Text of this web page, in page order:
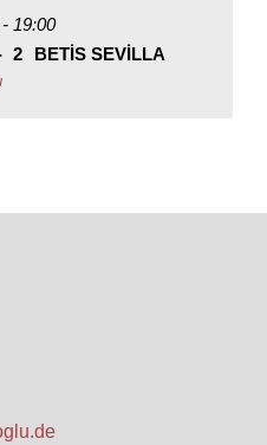
19:00
2 BETIS SEVILLA